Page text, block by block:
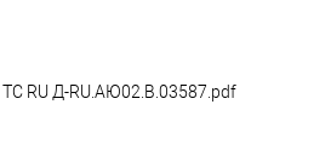
RU Д-RU.АЮ02.В.03587.pdf